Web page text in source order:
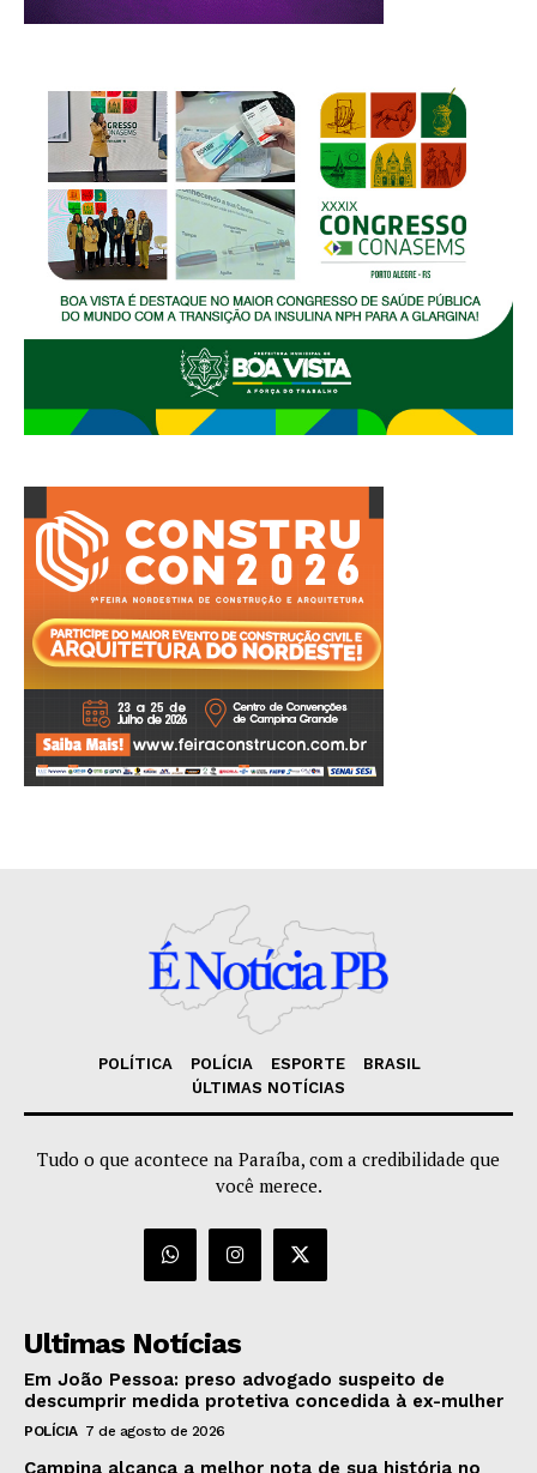
POLÍTICA POLÍCIA ESPORTE
BRASIL
ÚLTIMAS NOTÍCIAS
Tudo o que acontece na Paraíba, com a credibilidade que
você merece.
Ultimas Notícias
Em João Pessoa: preso advogado suspeito de
descumprir medida protetiva concedida à ex-mulher
POLÍCIA 7 de agosto de 2026